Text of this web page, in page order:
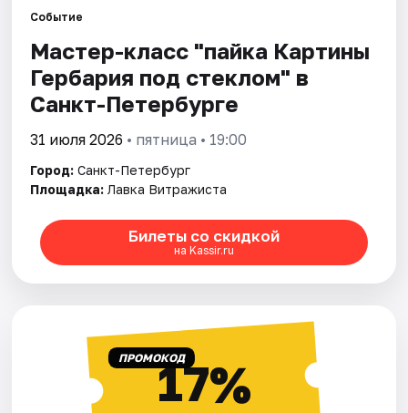
Города
Площадки
Артисты
Рейтинги
Событие
Мастер-класс "пайка Картины
Гербария под стеклом" в
Санкт-Петербурге
31 июля 2026 • пятница • 19:00
Город: Санкт-Петербург
Площадка: Лавка Витражиста
Билеты со скидкой
на Kassir.ru
ПРОМОКОД17%